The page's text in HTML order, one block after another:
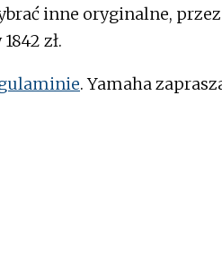
inne oryginalne,
zł.
. Yamaha